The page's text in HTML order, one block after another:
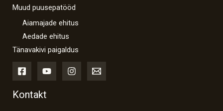
Muud puusepatööd
Aiamajade ehitus
Aedade ehitus
Tänavakivi paigaldus
Kontakt